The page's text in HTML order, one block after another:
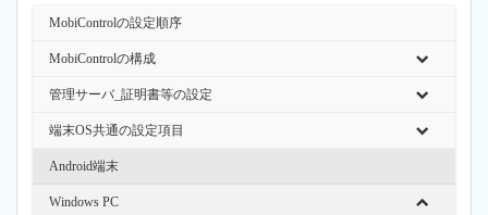
MobiControlの設定順序
MobiControlの構成
管理サーバ_証明書等の設定
端末OS共通の設定項目
Android端末
Windows PC